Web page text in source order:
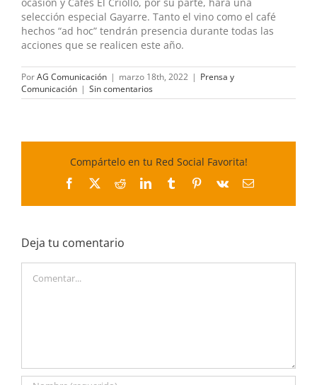
ocasión y Cafés El Criollo, por su parte, hará una
selección especial Gayarre. Tanto el vino como el café
hechos “ad hoc” tendrán presencia durante todas las
acciones que se realicen este año.
PorAG Comunicación | marzo 18th, 2022 | Prensa y
Comunicación | Sin comentarios
Compártelo en tu Red Social Favorita!
Facebook
X RedditLinkedInTumblrPinterest
Vk
Correo
Deja tu comentario